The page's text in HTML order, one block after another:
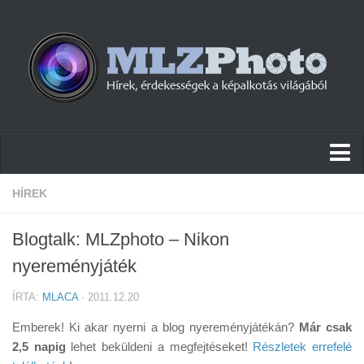
Hírek
Cikkek
Szoftver
Tudástár
HÍREK
Blogtalk: MLZphoto – Nikon
nyereményjáték
ÍRTA: MLACA· 2011.12.20
Emberek! Ki akar nyerni a blog nyereményjátékán? Már csak
2,5 napig lehet beküldeni a megfejtéseket! Részletek errefelé